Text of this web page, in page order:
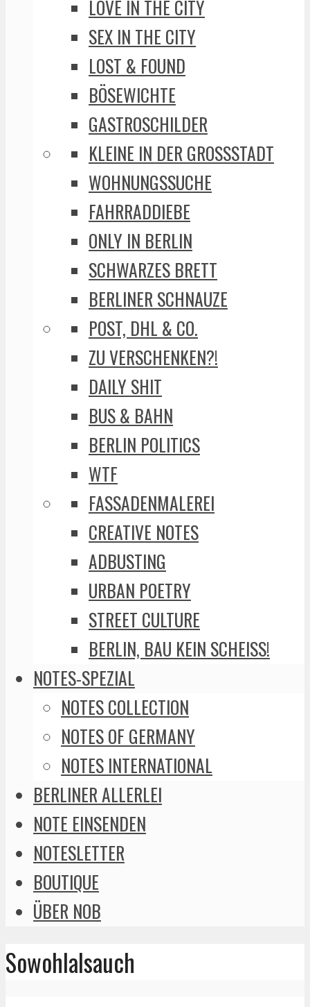
LOVE IN THE CITY
SEX IN THE CITY
LOST & FOUND
BÖSEWICHTE
GASTROSCHILDER
KLEINE IN DER GROSSSTADT
WOHNUNGSSUCHE
FAHRRADDIEBE
ONLY IN BERLIN
SCHWARZES BRETT
BERLINER SCHNAUZE
POST, DHL & CO.
ZU VERSCHENKEN?!
DAILY SHIT
BUS & BAHN
BERLIN POLITICS
WTF
FASSADENMALEREI
CREATIVE NOTES
ADBUSTING
URBAN POETRY
STREET CULTURE
BERLIN, BAU KEIN SCHEISS!
NOTES-SPEZIAL
NOTES COLLECTION
NOTES OF GERMANY
NOTES INTERNATIONAL
BERLINER ALLERLEI
NOTE EINSENDEN
NOTESLETTER
BOUTIQUE
ÜBER NOB
Sowohlalsauch